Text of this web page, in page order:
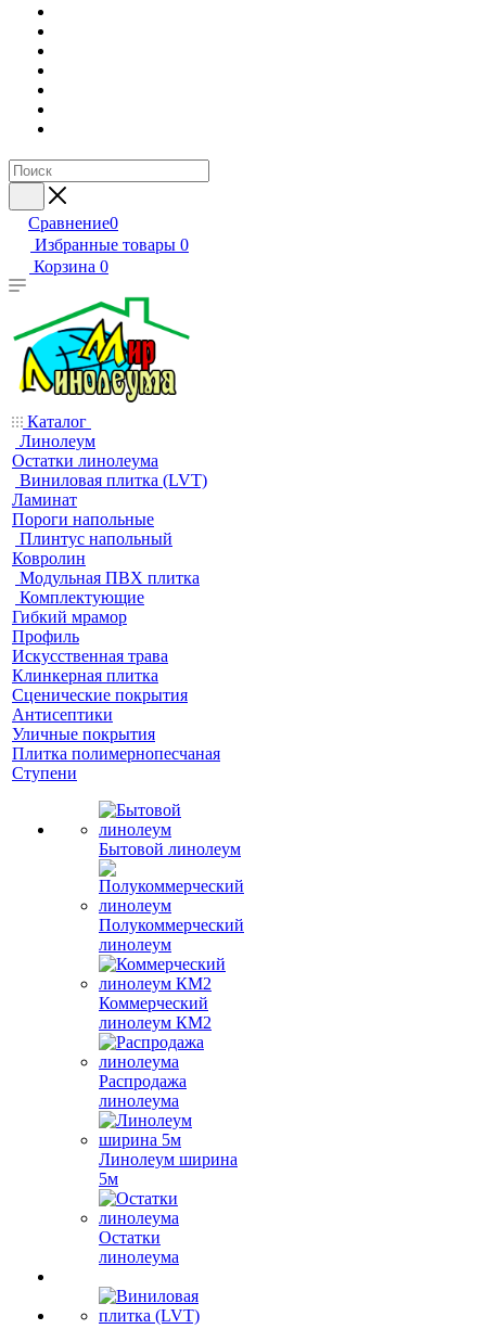
Сравнение0
Избранные товары 0
Корзина 0
Каталог
Линолеум
Остатки линолеума
Виниловая плитка (LVT)
Ламинат
Пороги напольные
Плинтус напольный
Ковролин
Модульная ПВХ плитка
Комплектующие
Гибкий мрамор
Профиль
Искусственная трава
Клинкерная плитка
Сценические покрытия
Антисептики
Уличные покрытия
Плитка полимернопесчаная
Ступени
Бытовой линолеум
Полукоммерческий
линолеум
Коммерческий
линолеум КМ2
Распродажа
линолеума
Линолеум ширина
5м
Остатки
линолеума